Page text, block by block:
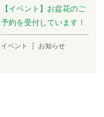
【イベント】お盆花のご
予約を受付しています！
イベント お知らせ